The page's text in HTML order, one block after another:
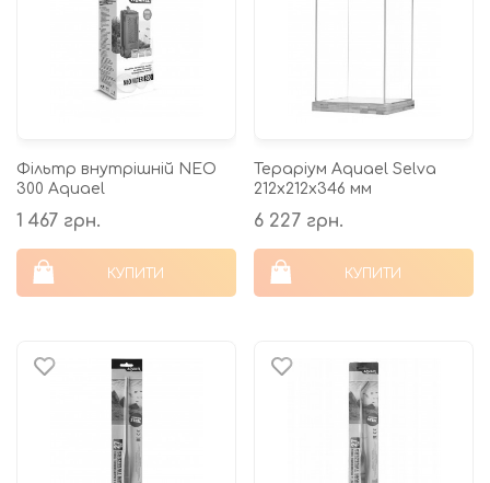
Фільтр внутрішній NEO
300 Aquael
1 467 грн.
КУПИТИ
Тераріум Aquael Selva
212х212х346 мм
6 227 грн.
КУПИТИ